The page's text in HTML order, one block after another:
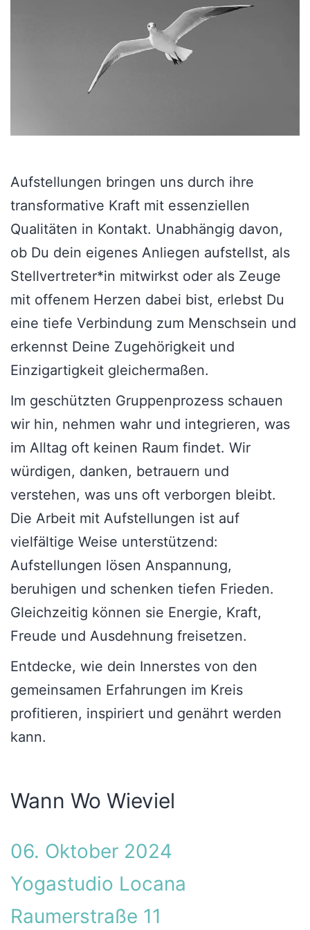
Aufstellungen bringen uns durch ihre
transformative Kraft mit essenziellen
Qualitäten in Kontakt. Unabhängig davon,
ob Du dein eigenes Anliegen aufstellst, als
Stellvertreter*in mitwirkst oder als Zeuge
mit offenem Herzen dabei bist, erlebst Du
eine tiefe Verbindung zum Menschsein und
erkennst Deine Zugehörigkeit und
Einzigartigkeit gleichermaßen.
Im geschützten Gruppenprozess schauen
wir hin, nehmen wahr und integrieren, was
im Alltag oft keinen Raum findet. Wir
würdigen, danken, betrauern und
verstehen, was uns oft verborgen bleibt.
Die Arbeit mit Aufstellungen ist auf
vielfältige Weise unterstützend:
Aufstellungen lösen Anspannung,
beruhigen und schenken tiefen Frieden.
Gleichzeitig können sie Energie, Kraft,
Freude und Ausdehnung freisetzen.
Entdecke, wie dein Innerstes von den
gemeinsamen Erfahrungen im Kreis
profitieren, inspiriert und genährt werden
kann.
Wann Wo Wieviel
06. Oktober 2024
Yogastudio Locana
Raumerstraße 11